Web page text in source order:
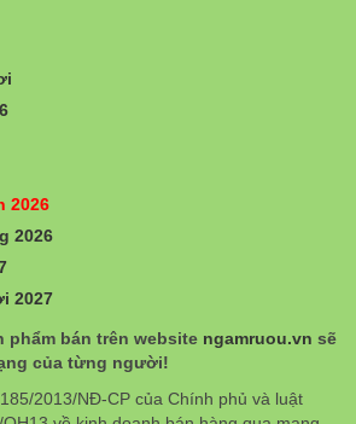
2026
2026
2027
phẩm bán trên website ngamruou.vn sẽ
của từng người!
2013/NĐ-CP của Chính phủ và luật